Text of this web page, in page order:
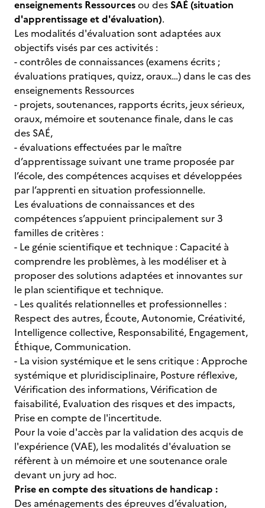
enseignements Ressourcesou desSAÉ (situation
d'apprentissage et d'évaluation).
Les modalités d'évaluation sont adaptées aux
objectifs visés par ces activités :
- contrôles de connaissances (examens écrits ;
évaluations pratiques, quizz, oraux…) dans le cas des
enseignements Ressources
- projets, soutenances, rapports écrits, jeux sérieux,
oraux, mémoire et soutenance finale, dans le cas
des SAÉ,
- évaluations effectuées par le maître
d’apprentissage suivant une trame proposée par
l’école, des compétences acquises et développées
par l’apprenti en situation professionnelle.
Les évaluations de connaissances et des
compétences s’appuient principalement sur 3
familles de critères :
- Le génie scientifique et technique : Capacité à
comprendre les problèmes, à les modéliser et à
proposer des solutions adaptées et innovantes sur
le plan scientifique et technique.
- Les qualités relationnelles et professionnelles :
Respect des autres, Écoute, Autonomie, Créativité,
Intelligence collective, Responsabilité, Engagement,
Éthique, Communication.
- La vision systémique et le sens critique : Approche
systémique et pluridisciplinaire, Posture réflexive,
Vérification des informations, Vérification de
faisabilité, Evaluation des risques et des impacts,
Prise en compte de l'incertitude.
Pour la voie d'accès par la validation des acquis de
l'expérience (VAE), les modalités d'évaluation se
réfèrent à un mémoire et une soutenance orale
devant un jury ad hoc.
Prise en compte des situations de handicap :
Des aménagements des épreuves d’évaluation,